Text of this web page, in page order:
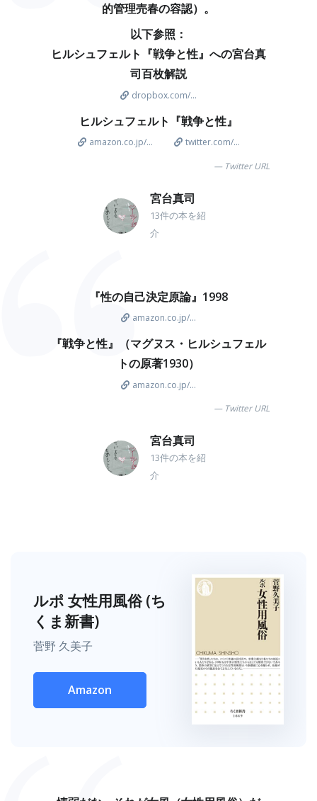
的管理売春の容認）。
以下参照：
ヒルシュフェルト『戦争と性』への宮台真
司百枚解説
dropbox.com/...
ヒルシュフェルト『戦争と性』
amazon.co.jp/...
twitter.com/...
Twitter URL
宮台真司
13件の本を紹
介
『性の自己決定原論』1998
amazon.co.jp/...
『戦争と性』（マグヌス・ヒルシュフェル
トの原著1930）
amazon.co.jp/...
Twitter URL
宮台真司
13件の本を紹
介
ルポ 女性用風俗 (ち
くま新書)
菅野 久美子
Amazon